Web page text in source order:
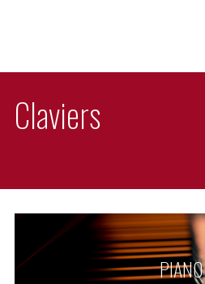
Claviers
PIANO